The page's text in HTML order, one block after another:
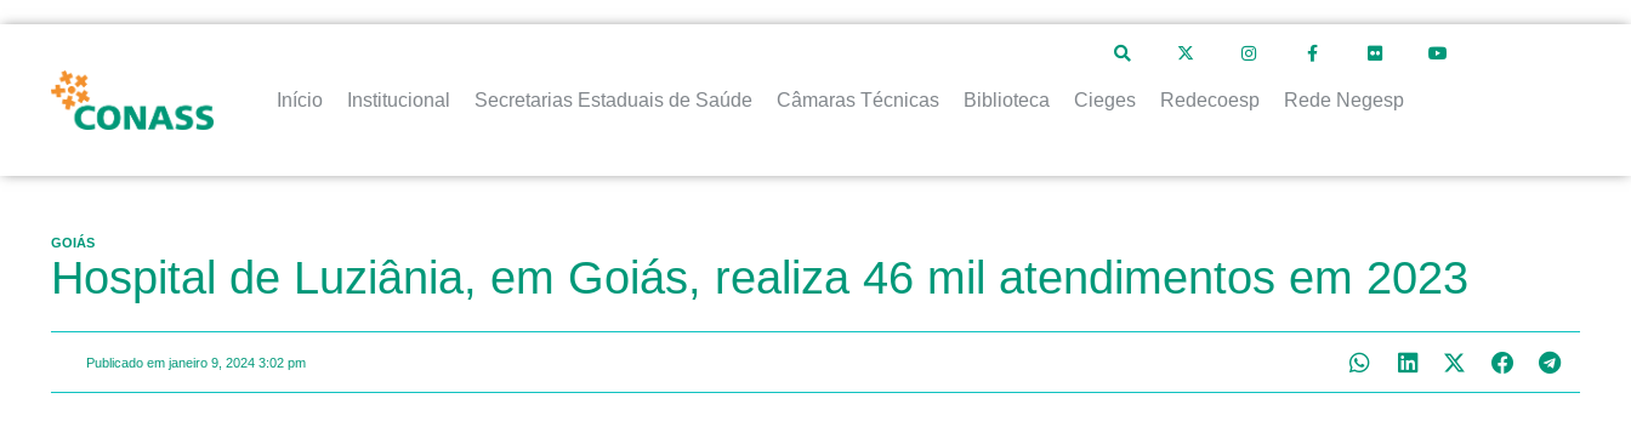
Início Institucional Secretarias Estaduais de Saúde Câmaras Técnicas Biblioteca Cieges Redecoesp Rede Negesp
GOIÁS
Hospital de Luziânia, em Goiás, realiza 46 mil atendimentos em 2023
Publicado em janeiro 9, 2024 3:02 pm